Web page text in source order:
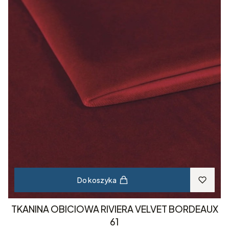
Do koszyka
TKANINA OBICIOWA RIVIERA VELVET BORDEAUX
61